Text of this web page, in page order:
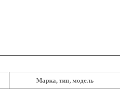
Марка, тип, модель